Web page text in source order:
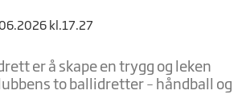
kl.17.27
er å skape en trygg og leken
to ballidretter – håndball og